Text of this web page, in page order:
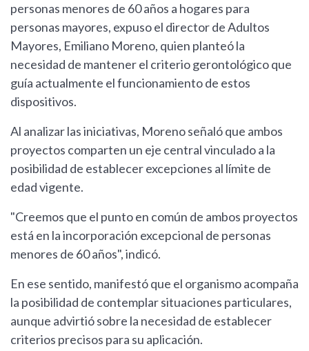
personas menores de 60 años a hogares para
personas mayores, expuso el director de Adultos
Mayores, Emiliano Moreno, quien planteó la
necesidad de mantener el criterio gerontológico que
guía actualmente el funcionamiento de estos
dispositivos.
Al analizar las iniciativas, Moreno señaló que ambos
proyectos comparten un eje central vinculado a la
posibilidad de establecer excepciones al límite de
edad vigente.
"Creemos que el punto en común de ambos proyectos
está en la incorporación excepcional de personas
menores de 60 años", indicó.
En ese sentido, manifestó que el organismo acompaña
la posibilidad de contemplar situaciones particulares,
aunque advirtió sobre la necesidad de establecer
criterios precisos para su aplicación.